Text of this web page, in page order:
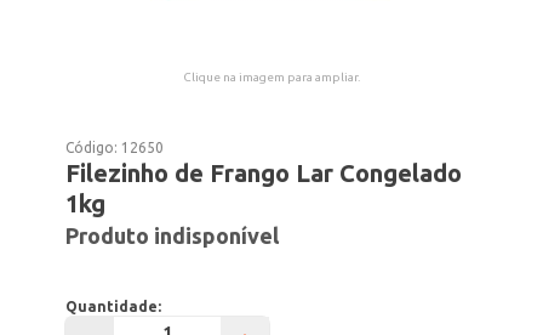
Clique na imagem para ampliar.
Código: 12650
Filezinho de Frango Lar Congelado
1kg
Produto indisponível
Quantidade: